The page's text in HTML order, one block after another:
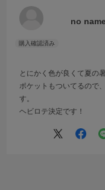
no name
とにかく色が良くて夏の
ポケットもついてるので
す。
ヘビロテ決定です！